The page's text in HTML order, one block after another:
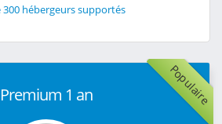
300 hébergeurs supportés
Populaire
Premium 1 an